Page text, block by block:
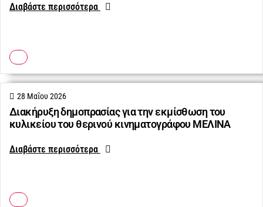
Διαβάστε περισσότερα
Διακήρυξη δημοπρασίας για την εκμίσθωση του
κυλικείου του θερινού κινηματογράφου ΜΕΛΙΝΑ
28 Μαΐου 2026
Διαβάστε περισσότερα